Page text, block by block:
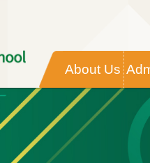
Main
About Us